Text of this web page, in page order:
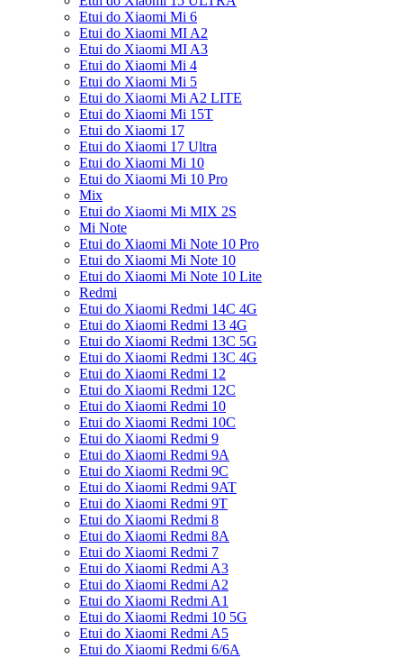
Etui do Xiaomi Mi 6
Etui do Xiaomi MI A2
Etui do Xiaomi MI A3
Etui do Xiaomi Mi 4
Etui do Xiaomi Mi 5
Etui do Xiaomi Mi A2 LITE
Etui do Xiaomi Mi 15T
Etui do Xiaomi 17
Etui do Xiaomi 17 Ultra
Etui do Xiaomi Mi 10
Etui do Xiaomi Mi 10 Pro
Mix
Etui do Xiaomi Mi MIX 2S
Mi Note
Etui do Xiaomi Mi Note 10 Pro
Etui do Xiaomi Mi Note 10
Etui do Xiaomi Mi Note 10 Lite
Redmi
Etui do Xiaomi Redmi 14C 4G
Etui do Xiaomi Redmi 13 4G
Etui do Xiaomi Redmi 13C 5G
Etui do Xiaomi Redmi 13C 4G
Etui do Xiaomi Redmi 12
Etui do Xiaomi Redmi 12C
Etui do Xiaomi Redmi 10
Etui do Xiaomi Redmi 10C
Etui do Xiaomi Redmi 9
Etui do Xiaomi Redmi 9A
Etui do Xiaomi Redmi 9C
Etui do Xiaomi Redmi 9AT
Etui do Xiaomi Redmi 9T
Etui do Xiaomi Redmi 8
Etui do Xiaomi Redmi 8A
Etui do Xiaomi Redmi 7
Etui do Xiaomi Redmi A3
Etui do Xiaomi Redmi A2
Etui do Xiaomi Redmi A1
Etui do Xiaomi Redmi 10 5G
Etui do Xiaomi Redmi A5
Etui do Xiaomi Redmi 6/6A